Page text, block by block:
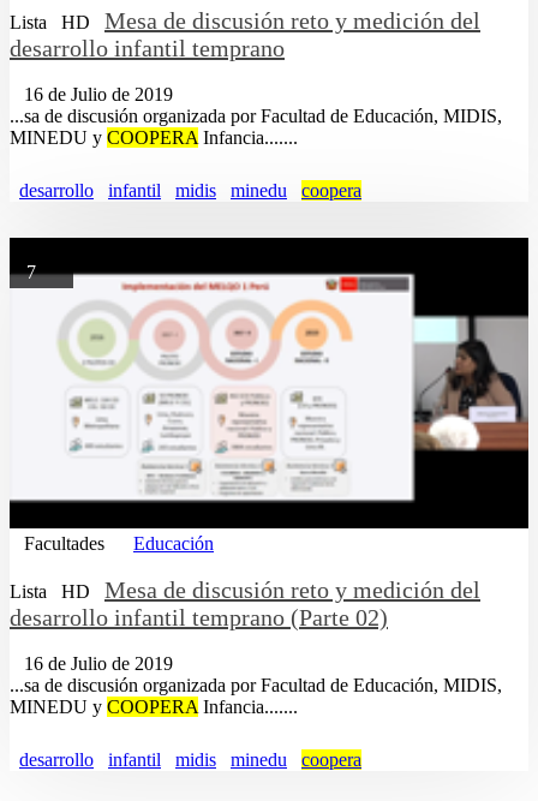
Lista HD
Mesa de discusión reto y medición del
desarrollo infantil temprano
16 de Julio de 2019
...sa de discusión organizada por Facultad de Educación, MIDIS,
MINEDU y COOPERA Infancia.......
desarrollo infantil midis minedu coopera
7
Facultades Educación
Lista HD
Mesa de discusión reto y medición del
desarrollo infantil temprano (Parte 02)
16 de Julio de 2019
...sa de discusión organizada por Facultad de Educación, MIDIS,
MINEDU y COOPERA Infancia.......
desarrollo infantil midis minedu coopera